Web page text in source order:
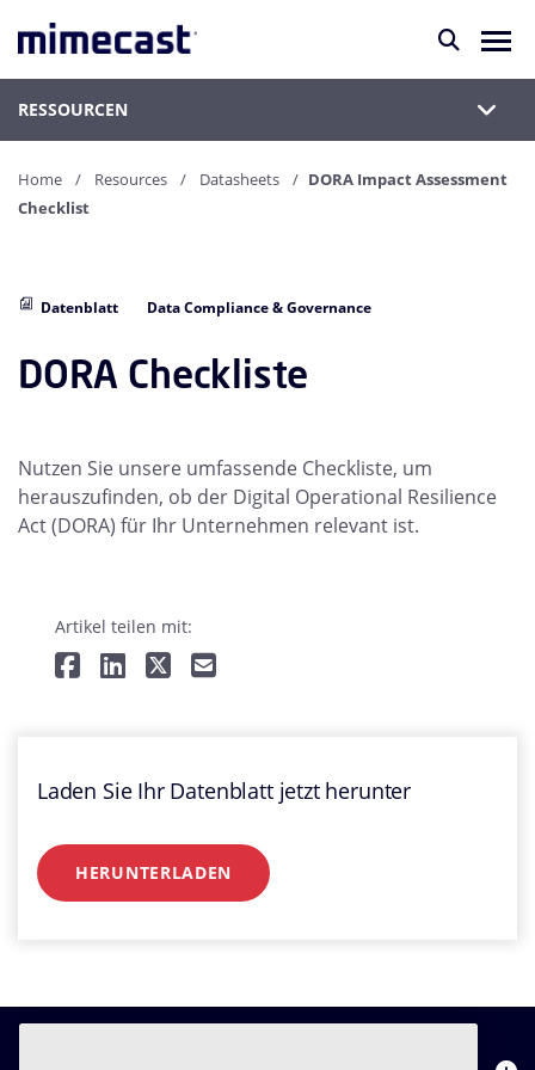
RESSOURCEN
Home Resources Datasheets
DORA Impact Assessment
Checklist
Datenblatt Data Compliance & Governance
DORA Checkliste
Nutzen Sie unsere umfassende Checkliste, um
herauszufinden, ob der Digital Operational Resilience
Act (DORA) für Ihr Unternehmen relevant ist.
Artikel teilen mit:
Laden Sie Ihr Datenblatt jetzt herunter
HERUNTERLADEN